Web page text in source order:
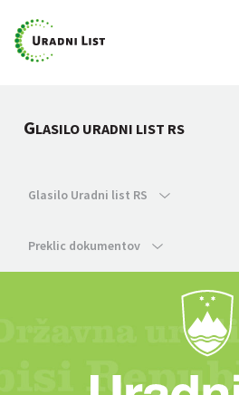
GLASILO URADNI LIST RS
Glasilo Uradni list RS
Preklic dokumentov